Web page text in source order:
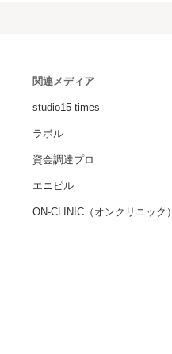
関連メディア
studio15 times
ラボル
資金調達プロ
エニピル
ON-CLINIC（オンクリニック）